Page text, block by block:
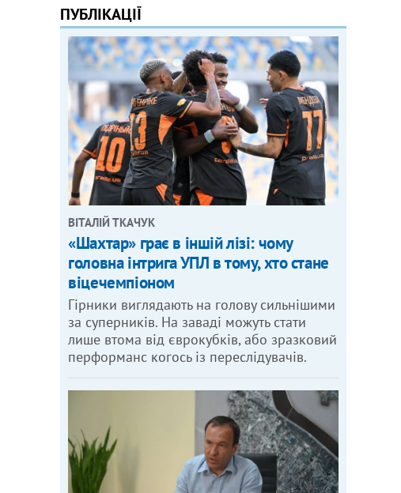
ПУБЛІКАЦІЇ
ВІТАЛІЙ ТКАЧУК
«Шахтар» грає в іншій лізі: чому
головна інтрига УПЛ в тому, хто стане
віцечемпіоном
Гірники виглядають на голову сильнішими
за суперників. На заваді можуть стати
лише втома від єврокубків, або зразковий
перформанс когось із переслідувачів.